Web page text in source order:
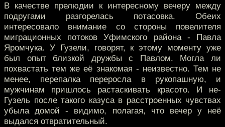
В качестве прелюдии к интересному вечеру между
подругами разгорелась потасовка. Обеих
интересовало внимание со стороны повелителя
миграционных потоков Уфимского района - Павла
Яромчука. У Гузели, говорят, к этому моменту уже
был опыт близкой дружбы с Павлом. Могла ли
похвастать тем же её знакомая - неизвестно. Тем не
менее, перепалка переросла в рукопашную, и
мужчинам пришлось растаскивать красото. И не-
Гузель после такого казуса в расстроенных чувствах
убыла домой - видимо, полагая, что вечер у неё
выдался отвратительный.